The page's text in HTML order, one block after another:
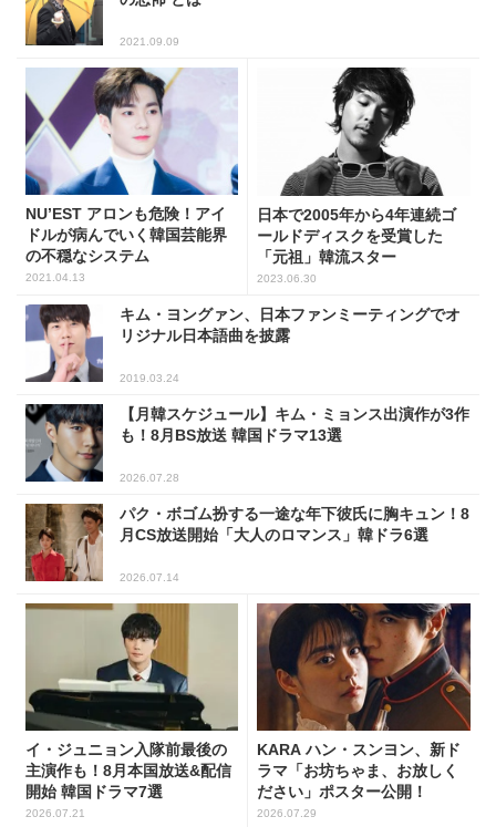
2021.09.09
NU’EST アロンも危険！アイ
ドルが病んでいく韓国芸能界
の不穏なシステム
2021.04.13
日本で2005年から4年連続ゴ
ールドディスクを受賞した
「元祖」韓流スター
2023.06.30
キム・ヨングァン、日本ファンミーティングでオ
リジナル日本語曲を披露
2019.03.24
【月韓スケジュール】キム・ミョンス出演作が3作
も！8月BS放送 韓国ドラマ13選
2026.07.28
パク・ボゴム扮する一途な年下彼氏に胸キュン！8
月CS放送開始「大人のロマンス」韓ドラ6選
2026.07.14
イ・ジュニョン入隊前最後の
主演作も！8月本国放送&配信
開始 韓国ドラマ7選
2026.07.21
KARA ハン・スンヨン、新ド
ラマ「お坊ちゃま、お放しく
ださい」ポスター公開！
2026.07.29